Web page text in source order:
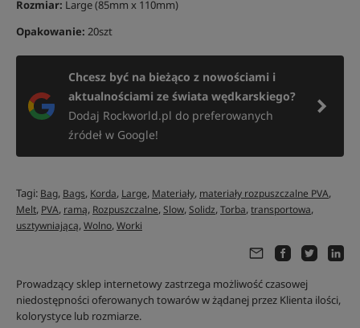
Rozmiar: Large (85mm x 110mm)
Opakowanie: 20szt
Chcesz być na bieżąco z nowościami i
aktualnościami ze świata wędkarskiego?
Dodaj Rockworld.pl do preferowanych
źródeł w Google!
Tagi: Bag, Bags, Korda, Large, Materiały, materiały rozpuszczalne PVA,
Melt, PVA, ramą, Rozpuszczalne,Slow,Solidz,Torba,transportowa,
usztywniającą,Wolno,Worki
Prowadzący sklep internetowy zastrzega możliwość czasowej
niedostępności oferowanych towarów w żądanej przez Klienta ilości,
kolorystyce lub rozmiarze.